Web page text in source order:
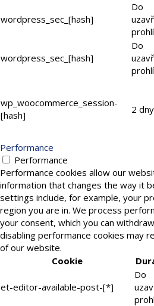
wordpress_sec_[hash]
Do
wordpress_sec_[hash]
Do
wp_woocommerce_session-
[hash]
2 dny
Performance
Performance
Performance cookies allow our
information that changes the way it
settings include, for example, your
region you are in. We process
your consent, which you can
disabling performance cookies may
of our website.
Cookie
et-editor-available-post-[*]
Do